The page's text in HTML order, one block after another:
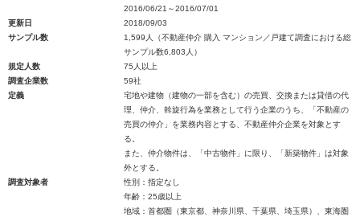
2016/06/21～2016/07/01
更新日
2018/09/03
サンプル数
1,599人（不動産仲介 購入 マンション／戸建て調査における総
サンプル数6,803人）
規定人数
75人以上
調査企業数
59社
定義
宅地や建物（建物の一部を含む）の売買、交換または貸借の代
理、仲介、斡旋行為を業務として行う企業のうち、「不動産の
売買の仲介」を業務内容とする、不動産仲介企業を対象とす
る。
また、仲介物件は、「中古物件」に限り、「新築物件」は対象
外とする。
調査対象者
性別：指定なし
年齢：25歳以上
地域：首都圏（東京都、神奈川県、千葉県、埼玉県）、東海圏